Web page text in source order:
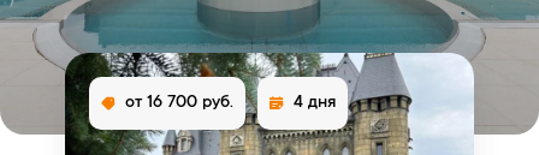
от 16 700 руб. 4 дня